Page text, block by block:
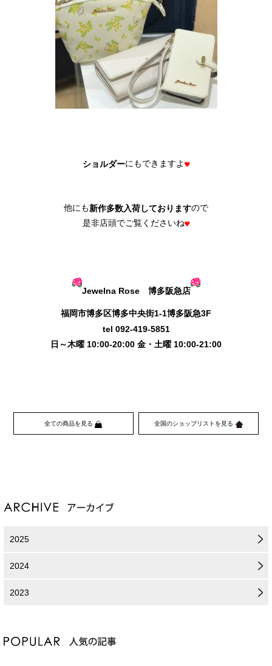
ショルダーにもできますよ♥
他にも新作多数入荷しておりますので
是非店頭でご覧くださいね♥
Jewelna Rose 博多阪急店
福岡市博多区博多中央街1-1博多阪急3F
tel 092-419-5851
日～木曜 10:00-20:00 金・土曜 10:00-21:00
全ての商品を見る 全国のショップリストを見る
2025
2024
2023